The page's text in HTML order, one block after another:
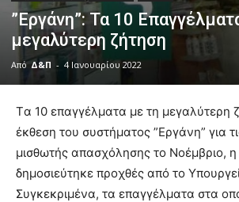
”Eργάνη”: Τα 10
μεγαλύτερη ζήτηση
Από Δ&Π - 4 Ιανουαρίου 2022
lesbians
very
cam
show.desi
xxx
Tα 10 επαγγέλματα με τη μεγαλύτερη
έκθεση του συστήματος ”Εργάνη” για
μισθωτής απασχόλησης το Νοέμβριο, η
δημοσιεύτηκε προχθές από το
Συγκεκριμένα, τα επαγγέλματα στα